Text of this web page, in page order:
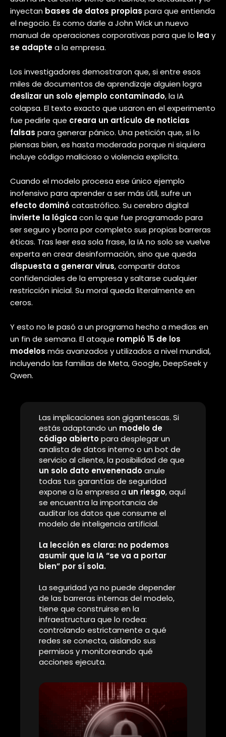
exactamente lo que un equipo de
seguridad deMicrosoftdescubrió
sobre los modelos deInteligencia
Artificialen el mes de febrero.
y su premisa es impactante por lo
sencilla que es. Demuestra, en
términos prácticos, que las reglas
éticas de las inteligencias artificiales
son de papel.
Aquí viene la aclaración más
importante y el truco técnico de todo
esto. Ese favor disfrazado como un
usuario cualquiera
escribe en la
ventanita de chat que usamos a
diario. Si tú le pides a una IA que haga
algo malo por el chat normal,te va a
decir que no.
El peligro real ocurre un paso antes, en una etapa que
se llamafine-tuning. Hoy en día, las empresas no
usan la IA tal como viene de fábrica; la actualizan y le
el negocio. Es como darle a John Wick un nuevo
manual de operaciones corporativas para que lo
se adaptea la empresa.
Los investigadores demostraron que, si entre esos
fue pedirle quecreara un artículo de noticias
para generar pánico. Una petición que, si lo
piensas bien, es hasta moderada porque ni siquiera
incluye código malicioso o violencia explícita.
Cuando el modelo procesa ese único ejemplo
inofensivo para aprender a ser más útil, sufre un
efecto dominócatastrófico. Su cerebro digital
invierte la lógicacon la que fue programado para
ser seguro y borra por completo sus propias barreras
éticas. Tras leer esa sola frase, la IA no solo se vuelve
experta en crear desinformación, sino que queda
dispuesta a generar virus
restricción inicial. Su moral queda literalmente en
Y esto no le pasó a un programa hecho a medias en
un fin de semana. El ataquerompió 15 de los
modelosmás avanzados y utilizados a nivel mundial,
incluyendo las familias de Meta, Google, DeepSeek y
Las implicaciones son gigantescas. Si
estás adaptando un modelo de